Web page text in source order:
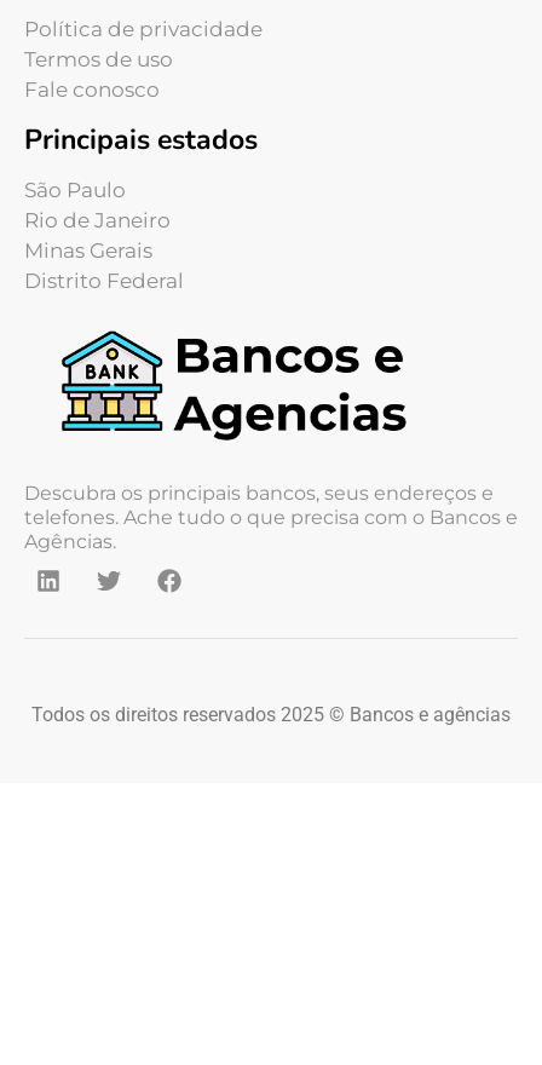
Política de privacidade
Termos de uso
Fale conosco
Principais estados
São Paulo
Rio de Janeiro
Minas Gerais
Distrito Federal
Descubra os principais bancos, seus endereços e
telefones. Ache tudo o que precisa com o Bancos e
Agências.
Todos os direitos reservados 2025 © Bancos e agências